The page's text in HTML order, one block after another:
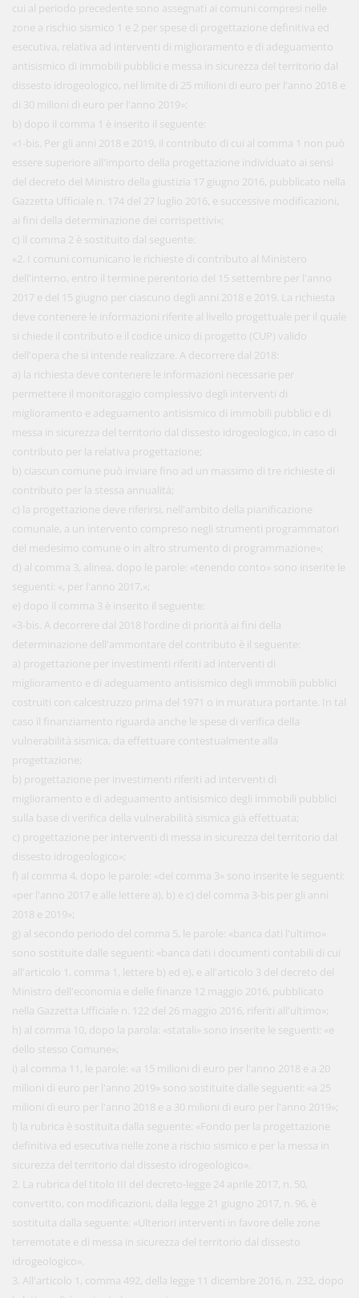
cui al periodo precedente sono assegnati ai comuni compresi nelle
zone a rischio sismico 1 e 2 per spese di progettazione definitiva ed
esecutiva, relativa ad interventi di miglioramento e di adeguamento
antisismico di immobili pubblici e messa in sicurezza del territorio dal
dissesto idrogeologico, nel limite di 25 milioni di euro per l'anno 2018 e
di 30 milioni di euro per l'anno 2019»;
b) dopo il comma 1 è inserito il seguente:
«1-bis. Per gli anni 2018 e 2019, il contributo di cui al comma 1 non può
essere superiore all'importo della progettazione individuato ai sensi
del decreto del Ministro della giustizia 17 giugno 2016, pubblicato nella
Gazzetta Ufficiale n. 174 del 27 luglio 2016, e successive modificazioni,
ai fini della determinazione dei corrispettivi»;
c) il comma 2 è sostituito dal seguente:
«2. I comuni comunicano le richieste di contributo al Ministero
dell'interno, entro il termine perentorio del 15 settembre per l'anno
2017 e del 15 giugno per ciascuno degli anni 2018 e 2019. La richiesta
deve contenere le informazioni riferite al livello progettuale per il quale
si chiede il contributo e il codice unico di progetto (CUP) valido
dell'opera che si intende realizzare. A decorrere dal 2018:
a) la richiesta deve contenere le informazioni necessarie per
permettere il monitoraggio complessivo degli interventi di
miglioramento e adeguamento antisismico di immobili pubblici e di
messa in sicurezza del territorio dal dissesto idrogeologico, in caso di
contributo per la relativa progettazione;
b) ciascun comune può inviare fino ad un massimo di tre richieste di
contributo per la stessa annualità;
c) la progettazione deve riferirsi, nell'ambito della pianificazione
comunale, a un intervento compreso negli strumenti programmatori
del medesimo comune o in altro strumento di programmazione»;
d) al comma 3, alinea, dopo le parole: «tenendo conto» sono inserite le
seguenti: «, per l'anno 2017,»;
e) dopo il comma 3 è inserito il seguente:
«3-bis. A decorrere dal 2018 l'ordine di priorità ai fini della
determinazione dell'ammontare del contributo è il seguente:
a) progettazione per investimenti riferiti ad interventi di
miglioramento e di adeguamento antisismico degli immobili pubblici
costruiti con calcestruzzo prima del 1971 o in muratura portante. In tal
caso il finanziamento riguarda anche le spese di verifica della
vulnerabilità sismica, da effettuare contestualmente alla
progettazione;
b) progettazione per investimenti riferiti ad interventi di
miglioramento e di adeguamento antisismico degli immobili pubblici
sulla base di verifica della vulnerabilità sismica già effettuata;
c) progettazione per interventi di messa in sicurezza del territorio dal
dissesto idrogeologico»;
f) al comma 4, dopo le parole: «del comma 3» sono inserite le seguenti:
«per l'anno 2017 e alle lettere a), b) e c) del comma 3-bis per gli anni
2018 e 2019»;
g) al secondo periodo del comma 5, le parole: «banca dati l'ultimo»
sono sostituite dalle seguenti: «banca dati i documenti contabili di cui
all'articolo 1, comma 1, lettere b) ed e), e all'articolo 3 del decreto del
Ministro dell'economia e delle finanze 12 maggio 2016, pubblicato
nella Gazzetta Ufficiale n. 122 del 26 maggio 2016, riferiti all'ultimo»;
h) al comma 10, dopo la parola: «statali» sono inserite le seguenti: «e
dello stesso Comune»;
i) al comma 11, le parole: «a 15 milioni di euro per l'anno 2018 e a 20
milioni di euro per l'anno 2019» sono sostituite dalle seguenti: «a 25
milioni di euro per l'anno 2018 e a 30 milioni di euro per l'anno 2019»;
l) la rubrica è sostituita dalla seguente: «Fondo per la progettazione
definitiva ed esecutiva nelle zone a rischio sismico e per la messa in
sicurezza del territorio dal dissesto idrogeologico».
2. La rubrica del titolo III del decreto-legge 24 aprile 2017, n. 50,
convertito, con modificazioni, dalla legge 21 giugno 2017, n. 96, è
sostituita dalla seguente: «Ulteriori interventi in favore delle zone
terremotate e di messa in sicurezza del territorio dal dissesto
idrogeologico».
3. All'articolo 1, comma 492, della legge 11 dicembre 2016, n. 232, dopo